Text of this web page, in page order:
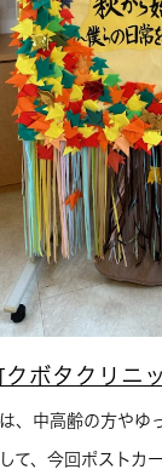
クボタクリニ
、中高齢の方やゆ
て、今回ポストカ